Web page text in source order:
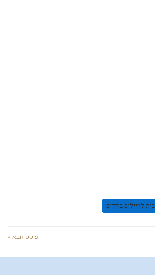
בית לחיילים בודדים
פוסט הבא »